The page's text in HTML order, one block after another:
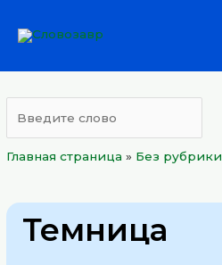
Главная страница » Без рубрики
Темница